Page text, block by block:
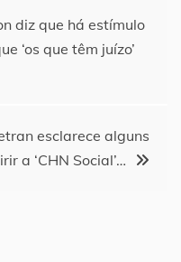
diz que há estímulo
‘os que têm juízo’
esclarece alguns
a ‘CHN Social’…